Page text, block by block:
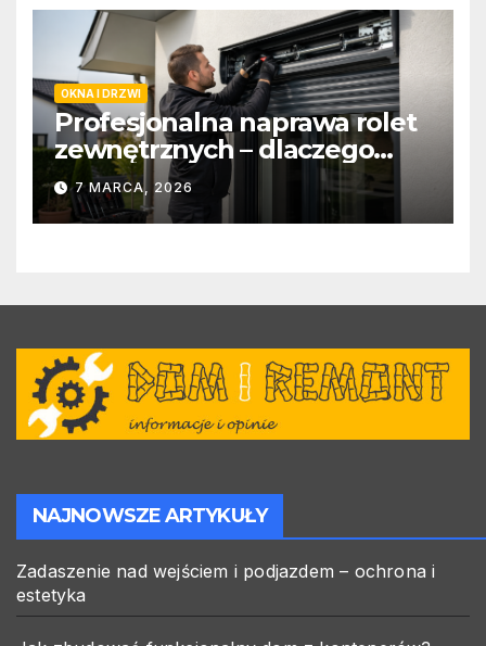
OKNA I DRZWI
Profesjonalna naprawa rolet
zewnętrznych – dlaczego
warto zlecić ją specjalistom?
7 MARCA, 2026
NAJNOWSZE ARTYKUŁY
Zadaszenie nad wejściem i podjazdem – ochrona i
estetyka